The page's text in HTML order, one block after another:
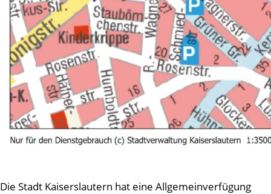
Die Stadt Kaiserslautern hat eine Allgemeinverfügung